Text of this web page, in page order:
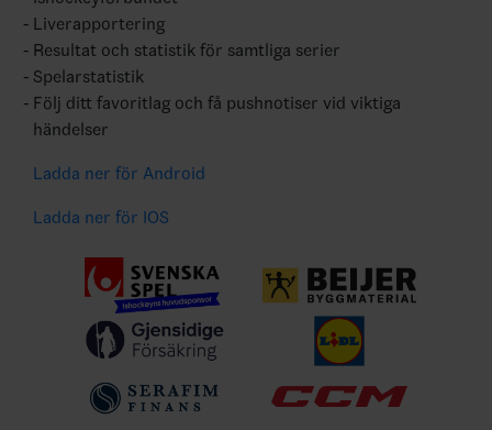
Liverapportering
Resultat och statistik för samtliga serier
Spelarstatistik
Följ ditt favoritlag och få pushnotiser vid viktiga
händelser
Ladda ner för Android
Ladda ner för IOS